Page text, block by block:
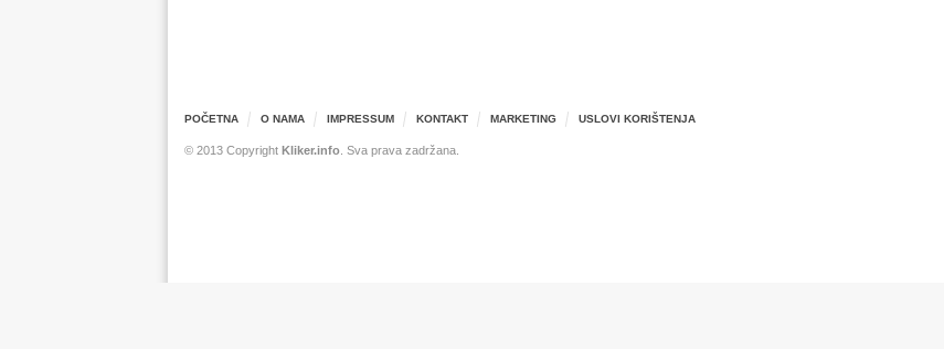
POČETNA O NAMA IMPRESSUM KONTAKT MARKETING USLOVI KORIŠTENJA
© 2013 Copyright Kliker.info. Sva prava zadržana.